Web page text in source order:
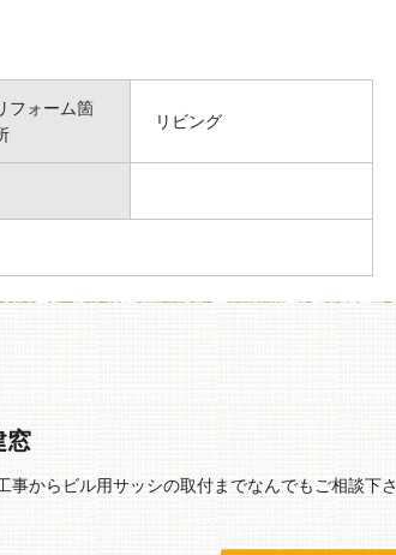
フォーム箇
リビング
窓
事からビル用サッシの取付までなんでもご相談下さ